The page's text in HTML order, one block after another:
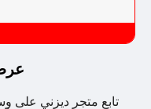
تابع متجر ديزني على